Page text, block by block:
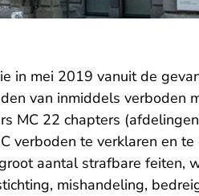
in mei 2019 vanuit de
van inmiddels verboden
MC 22 chapters
verboden te verklaren en
aantal strafbare feiten,
mishandeling,